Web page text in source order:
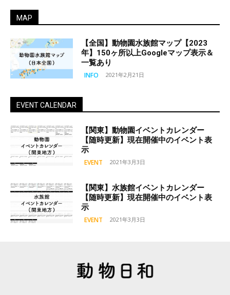
MAP
【全国】動物園水族館マップ【2023
年】150ヶ所以上Googleマップ表示＆
一覧あり
INFO 2021年2月21日
EVENT CALENDAR
【関東】動物園イベントカレンダー
【随時更新】現在開催中のイベント表
示
EVENT 2021年3月3日
【関東】水族館イベントカレンダー
【随時更新】現在開催中のイベント表
示
EVENT 2021年3月3日